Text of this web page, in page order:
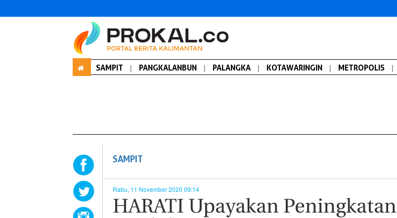
SAMPIT | PANGKALANBUN | PALANGKA | KOTAWARINGIN | METROPOLIS |
SAMPIT
Rabu, 11 November 2020 09:14
HARATI Upayakan Peningkatan